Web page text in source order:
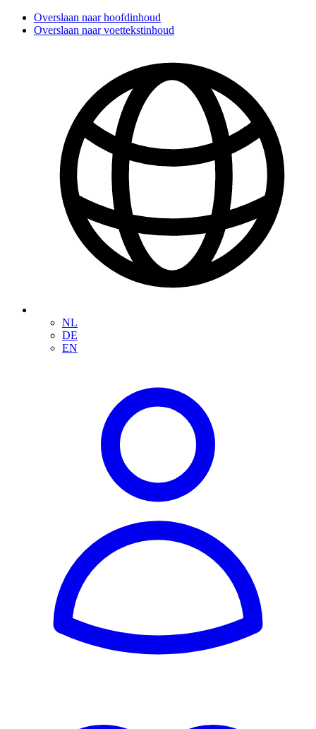
Overslaan naar hoofdinhoud
Overslaan naar voettekstinhoud
NL
DE
EN